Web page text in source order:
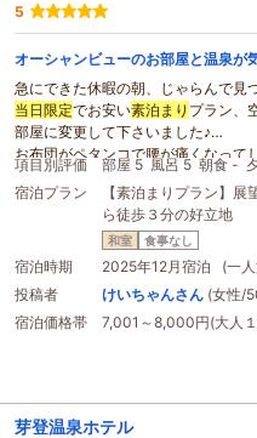
5
オーシャンビューのお部屋と温泉が
急にできた休暇の朝、じゃらんで見
当日限定でお安い素泊まり プラン、
部屋に変更して下さいました♪
お布団がペタンコで腰が痛くなって
ればよかったかな。
あと、お部屋のトイレの便座が冷た
お部屋に変更して下さり、ゆっくり
楽しみにしていた温泉は熱くなく、
ロビーのスタッフさんはとても親切
した。
また大切な人と再訪したいと思いま
項目別評価 部屋 5 風呂 5 朝食 -
宿泊プラン
【素泊まりプラン】
ら徒歩３分の好立地
和室 食事なし
宿泊時期
2025年12月宿泊 (一人
投稿者
けいちゃんさん (女性/
宿泊価格帯
7,001～8,000円(大人
芽登温泉ホテル